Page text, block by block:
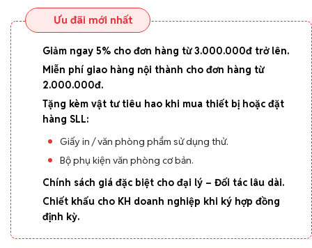
Ưu đãi mới nhất
Giảm ngay 5% cho đơn hàng từ 3.000.000đ trở lên.
Miễn phí giao hàng nội thành cho đơn hàng từ
2.000.000đ.
Tặng kèm vật tư tiêu hao khi mua thiết bị hoặc đặt
hàng SLL:
Giấy in / văn phòng phẩm sử dụng thử.
Bộ phụ kiện văn phòng cơ bản.
Chính sách giá đặc biệt cho đại lý – Đối tác lâu dài.
Chiết khấu cho KH doanh nghiệp khi ký hợp đồng
định kỳ.